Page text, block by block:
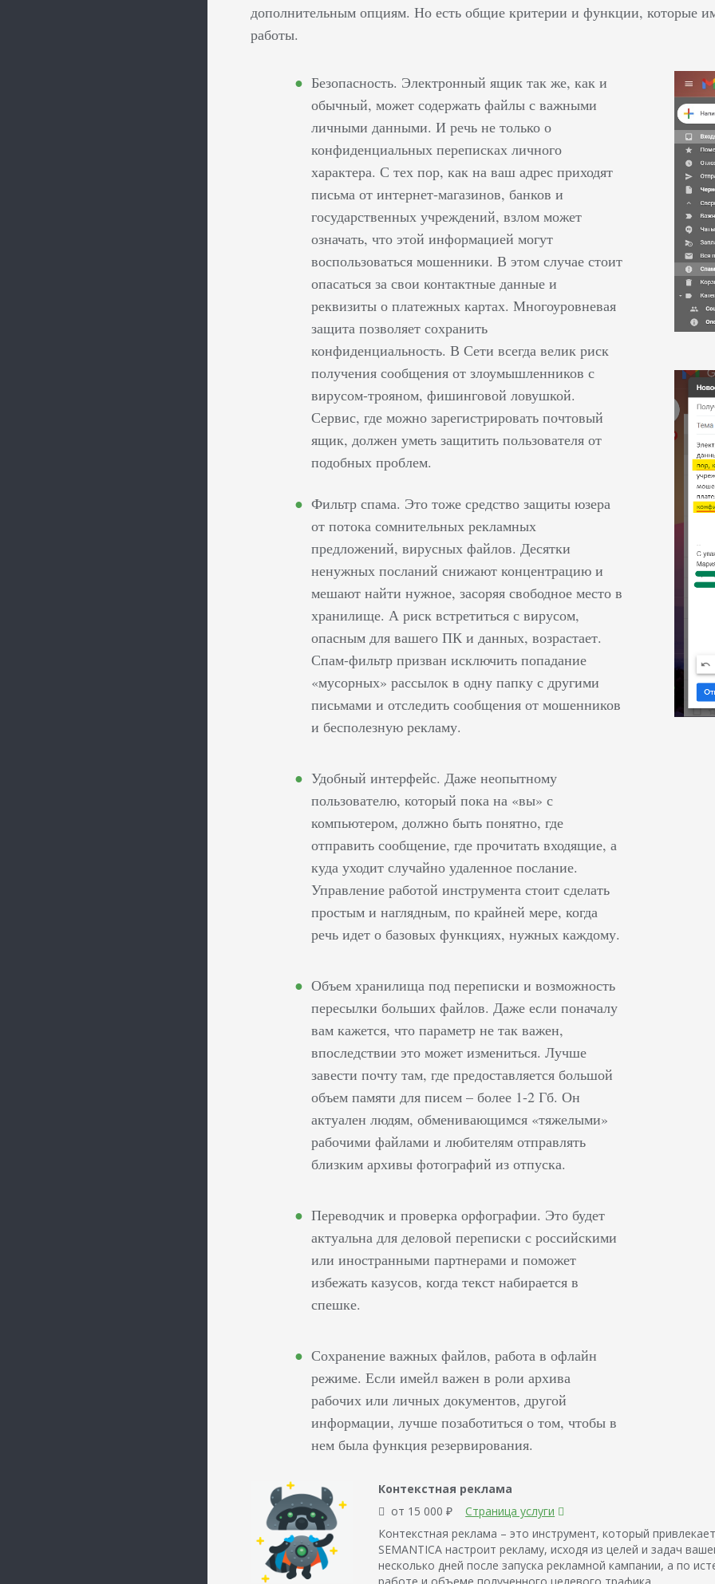
дополнительным опциям. Но есть общие критерии и функции, которые
работы.
Безопасность. Электронный ящик так же, как и
обычный, может содержать файлы с важными
личными данными. И речь не только о
конфиденциальных переписках личного
характера. С тех пор, как на ваш адрес приходят
письма от интернет-магазинов, банков и
государственных учреждений, взлом может
означать, что этой информацией могут
воспользоваться мошенники. В этом случае стоит
опасаться за свои контактные данные и
реквизиты о платежных картах. Многоуровневая
защита позволяет сохранить
конфиденциальность. В Сети всегда велик риск
получения сообщения от злоумышленников с
вирусом-трояном, фишинговой ловушкой.
Сервис, где можно зарегистрировать почтовый
ящик, должен уметь защитить пользователя от
подобных проблем.
Фильтр спама. Это тоже средство защиты юзера
от потока сомнительных рекламных
предложений, вирусных файлов. Десятки
ненужных посланий снижают концентрацию и
мешают найти нужное, засоряя свободное место в
хранилище. А риск встретиться с вирусом,
опасным для вашего ПК и данных, возрастает.
Спам-фильтр призван исключить попадание
«мусорных» рассылок в одну папку с другими
письмами и отследить сообщения от мошенников
и бесполезную рекламу.
Удобный интерфейс. Даже неопытному
пользователю, который пока на «вы» с
компьютером, должно быть понятно, где
отправить сообщение, где прочитать входящие, а
куда уходит случайно удаленное послание.
Управление работой инструмента стоит сделать
простым и наглядным, по крайней мере, когда
речь идет о базовых функциях, нужных каждому.
Объем хранилища под переписки и возможность
пересылки больших файлов. Даже если поначалу
вам кажется, что параметр не так важен,
впоследствии это может измениться. Лучше
завести почту там, где предоставляется большой
объем памяти для писем – более 1-2 Гб. Он
актуален людям, обменивающимся «тяжелыми»
рабочими файлами и любителям отправлять
близким архивы фотографий из отпуска.
Переводчик и проверка орфографии. Это будет
актуальна для деловой переписки с российскими
или иностранными партнерами и поможет
избежать казусов, когда текст набирается в
спешке.
Сохранение важных файлов, работа в офлайн
режиме. Если имейл важен в роли архива
рабочих или личных документов, другой
информации, лучше позаботиться о том, чтобы в
нем была функция резервирования.
Контекстная реклама
от 15 000 ₽
Страница услуги
Контекстная реклама – это инструмент, который
SEMANTICA настроит рекламу, исходя из целей и задач
несколько дней после запуска рекламной кампании, а по